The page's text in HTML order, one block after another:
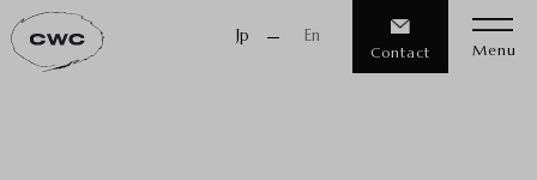
Jp En
Contact Menu